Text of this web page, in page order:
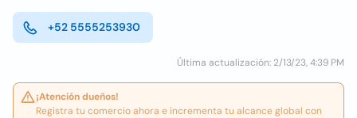
+52 5555253930
Última actualización: 2/13/23, 4:39 PM
¡Atención dueños!
Registra tu comercio ahora e incrementa tu alcance global con